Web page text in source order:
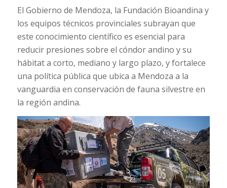
El Gobierno de Mendoza, la Fundación Bioandina y
los equipos técnicos provinciales subrayan que
este conocimiento científico es esencial para
reducir presiones sobre el cóndor andino y su
hábitat a corto, mediano y largo plazo, y fortalece
una política pública que ubica a Mendoza a la
vanguardia en conservación de fauna silvestre en
la región andina.